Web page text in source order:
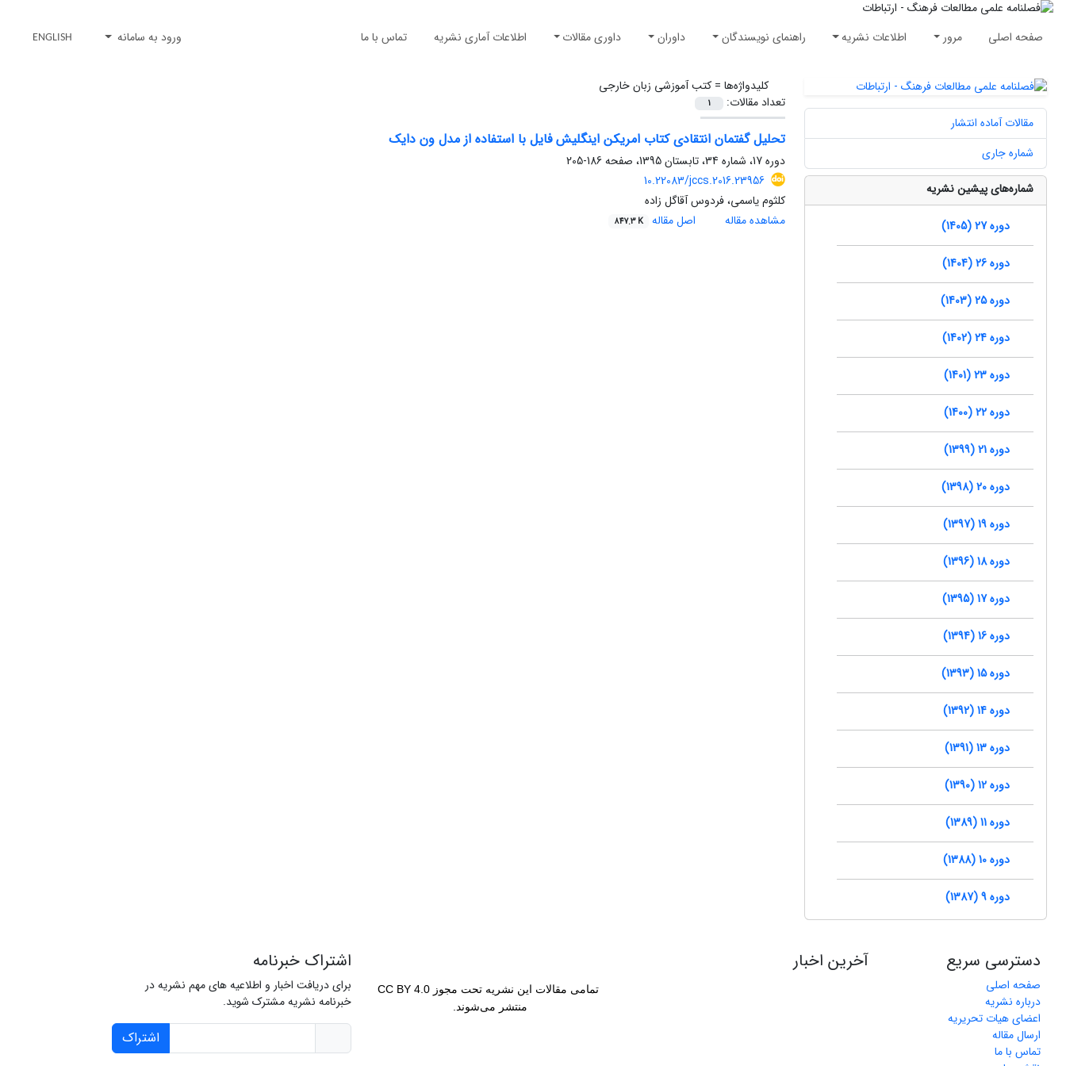
صفحه اصلی مرور اطلاعات نشریه راهنمای نویسندگان داوران داوری مقالات اطلاعات آماری نشریه تماس با ما ورود به سامانه ENGLISH
کلیدواژه‌ها =کتب آموزشی زبان خارجی
تعداد مقالات:
1
تحلیل گفتمان انتقادی کتاب امریکن اینگلیش فایل با استفاده از مدل ون دایک
دوره 17، شماره 34، تابستان 1395، صفحه
186-205
10.22083/jccs.2016.23956
کلثوم یاسمی، فردوس آقاگل زاده
مشاهده مقاله
اصل مقاله 847.3 K
مقالات آماده انتشار
شماره جاری
شماره‌های پیشین نشریه
دوره 27 (1405)
دوره 26 (1404)
دوره 25 (1403)
دوره 24 (1402)
دوره 23 (1401)
دوره 22 (1400)
دوره 21 (1399)
دوره 20 (1398)
دوره 19 (1397)
دوره 18 (1396)
دوره 17 (1395)
دوره 16 (1394)
دوره 15 (1393)
دوره 14 (1392)
دوره 13 (1391)
دوره 12 (1390)
دوره 11 (1389)
دوره 10 (1388)
دوره 9 (1387)
دسترسی سریع
صفحه اصلی
درباره نشریه
اعضای هیات تحریریه
ارسال مقاله
تماس با ما
آخرین اخبار
تمامی مقالات این نشریه تحت مجوز CC BY 4.0
منتشر می‌شوند.
اشتراک خبرنامه
برای دریافت اخبار و اطلاعیه های مهم نشریه در
خبرنامه نشریه مشترک شوید.
اشتراک